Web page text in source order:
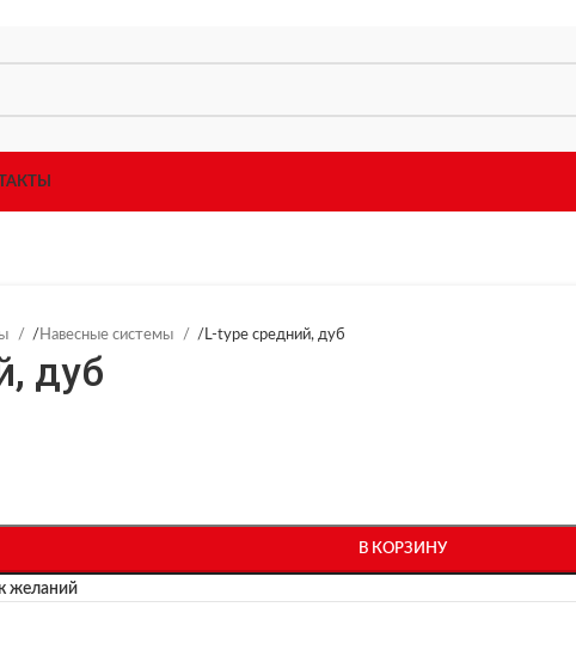
/ Навесные системы / L-type средний, дуб
дуб
В КОРЗИНУ
желаний